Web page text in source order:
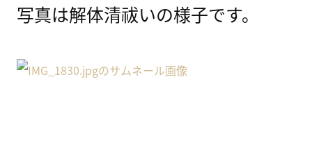
写真は解体清祓いの様子です。